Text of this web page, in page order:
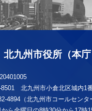
北九州市役所（本庁
8501 北九州市小倉北区城内1
4894（北九州市コールセンタ